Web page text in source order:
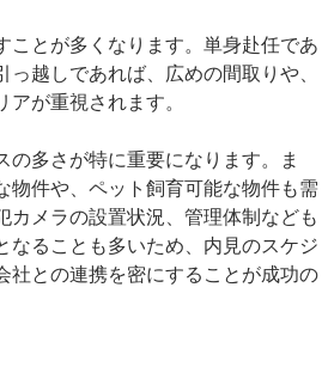
とが多くなります。単身赴任であ
越しであれば、広めの間取りや、
が重視されます。
の多さ が特に重要になります。ま
物件や、ペット飼育可能な物件も需
メラの設置状況、管理体制なども
ることも多いため、内見のスケジ
社との連携を密にすることが成功の